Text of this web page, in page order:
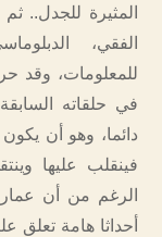
المثيرة للجدل..
الفقي،
للمعلومات، وقد
في حلقاته
دائما، وهو أن
فينقلب عليها
الرغم من أن
أحداثا هامة تعلق